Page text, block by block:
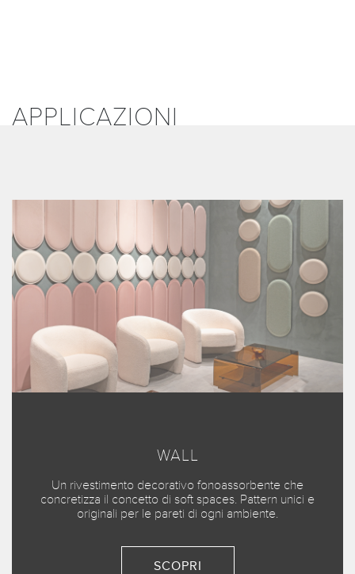
APPLICAZIONI
WALL
Un rivestimento decorativo fonoassorbente che
concretizza il concetto di soft spaces. Pattern unici e
originali per le pareti di ogni ambiente.
SCOPRI